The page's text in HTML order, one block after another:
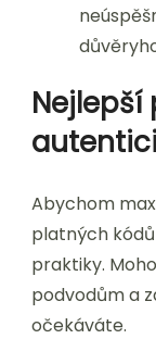
Nejlepší
Abychom
platných
praktiky.
podvodům a
očekáváte.